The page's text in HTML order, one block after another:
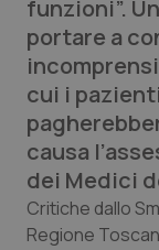
Abruzzo
Basilicata
Calabria
Campania
QS Pro
Artrite &
Asma &
Car-T
QS Club
funzioni”.
portare a
cui i
causa
dei Medici
Critiche dallo
Regione